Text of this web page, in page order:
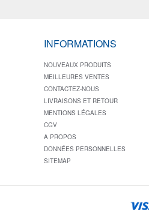
INFORMATIONS
NOUVEAUX PRODUITS
MEILLEURES VENTES
CONTACTEZ-NOUS
LIVRAISONS ET RETOUR
MENTIONS LÉGALES
CGV
A PROPOS
DONNÉES PERSONNELLES
SITEMAP